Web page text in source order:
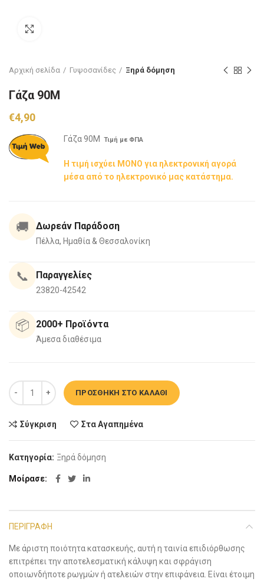
Αρχική σελίδα Γυψοσανίδες Ξηρά δόμηση
Γάζα 90Μ
€4,90
Γάζα 90Μ Τιμή με ΦΠΑ
Η τιμή ισχύει ΜΟΝΟ για ηλεκτρονική αγορά
μέσα από το ηλεκτρονικό μας κατάστημα.
🚚 Δωρεάν Παράδοση
Πέλλα, Ημαθία & Θεσσαλονίκη
📞 Παραγγελίες
23820-42542
📦 2000+ Προϊόντα
Άμεσα διαθέσιμα
Γάζα 90Μ ποσότητα
ΠΡΟΣΘΉΚΗ ΣΤΟ ΚΑΛΆΘΙ
Σύγκριση Στα Αγαπημένα
Κατηγορία: Ξηρά δόμηση
Μοίρασε
ΠΕΡΙΓΡΑΦΉ
Με άριστη ποιότητα κατασκευής, αυτή η ταινία επιδιόρθωσης
επιτρέπει την αποτελεσματική κάλυψη και σφράγιση
οποιωνδήποτε ρωγμών ή ατελειών στην επιφάνεια. Είναι έτοιμη